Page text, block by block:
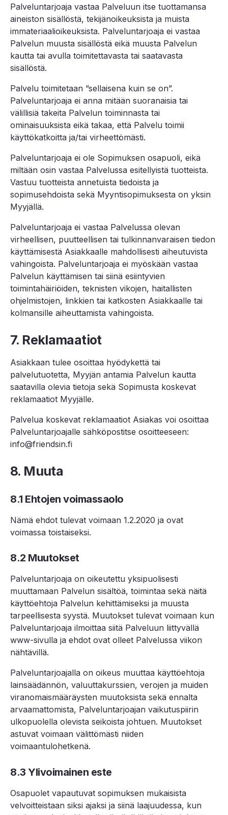
Palveluntarjoaja vastaa Palveluun itse tuottamansa
aineiston sisällöstä, tekijänoikeuksista ja muista
immateriaalioikeuksista. Palveluntarjoaja ei vastaa
Palvelun muusta sisällöstä eikä muusta Palvelun
kautta tai avulla toimitettavasta tai saatavasta
sisällöstä.
Palvelu toimitetaan ”sellaisena kuin se on”.
Palveluntarjoaja ei anna mitään suoranaisia tai
välillisiä takeita Palvelun toiminnasta tai
ominaisuuksista eikä takaa, että Palvelu toimii
käyttökatkoitta ja/tai virheettömästi.
Palveluntarjoaja ei ole Sopimuksen osapuoli, eikä
miltään osin vastaa Palvelussa esitellyistä tuotteista.
Vastuu tuotteista annetuista tiedoista ja
sopimusehdoista sekä Myyntisopimuksesta on yksin
Myyjällä.
Palveluntarjoaja ei vastaa Palvelussa olevan
virheellisen, puutteellisen tai tulkinnanvaraisen tiedon
käyttämisestä Asiakkaalle mahdollisesti aiheutuvista
vahingoista. Palveluntarjoaja ei myöskään vastaa
Palvelun käyttämisen tai siinä esiintyvien
toimintahäiriöiden, teknisten vikojen, haitallisten
ohjelmistojen, linkkien tai katkosten Asiakkaalle tai
kolmansille aiheuttamista vahingoista.
7. Reklamaatiot
Asiakkaan tulee osoittaa hyödykettä tai
palvelutuotetta, Myyjän antamia Palvelun kautta
saatavilla olevia tietoja sekä Sopimusta koskevat
reklamaatiot Myyjälle.
Palvelua koskevat reklamaatiot Asiakas voi osoittaa
Palveluntarjoajalle sähköpostitse osoitteeseen:
info@friendsin.fi
8. Muuta
8.1 Ehtojen voimassaolo
Nämä ehdot tulevat voimaan 1.2.2020 ja ovat
voimassa toistaiseksi.
8.2 Muutokset
Palveluntarjoaja on oikeutettu yksipuolisesti
muuttamaan Palvelun sisältöä, toimintaa sekä näitä
käyttöehtoja Palvelun kehittämiseksi ja muusta
tarpeellisesta syystä. Muutokset tulevat voimaan kun
Palveluntarjoaja ilmoittaa siitä Palveluun liittyvällä
www-sivulla ja ehdot ovat olleet Palvelussa viikon
nähtävillä.
Palveluntarjoajalla on oikeus muuttaa käyttöehtoja
lainsäädännön, valuuttakurssien, verojen ja muiden
viranomaismääräysten muutoksista sekä ennalta
arvaamattomista, Palveluntarjoajan vaikutuspiirin
ulkopuolella olevista seikoista johtuen. Muutokset
astuvat voimaan välittömästi niiden
voimaantulohetkenä.
8.3 Ylivoimainen este
Osapuolet vapautuvat sopimuksen mukaisista
velvoitteistaan siksi ajaksi ja siinä laajuudessa, kun